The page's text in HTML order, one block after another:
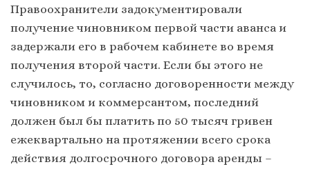
Правоохранители задокументировали
получение чиновником первой части аванса и
задержали его в рабочем кабинете во время
получения второй части. Если бы этого не
случилось, то, согласно договоренности между
чиновником и коммерсантом, последний
должен был бы платить по 50 тысяч гривен
ежеквартально на протяжении всего срока
действия долгосрочного договора аренды –